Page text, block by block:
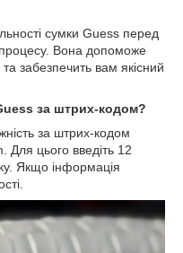
сумки Guess перед
Вона допоможе
забезпечить вам якісний
за штрих-кодом?
за штрих-кодом
Для цього введіть 12
Якщо інформація